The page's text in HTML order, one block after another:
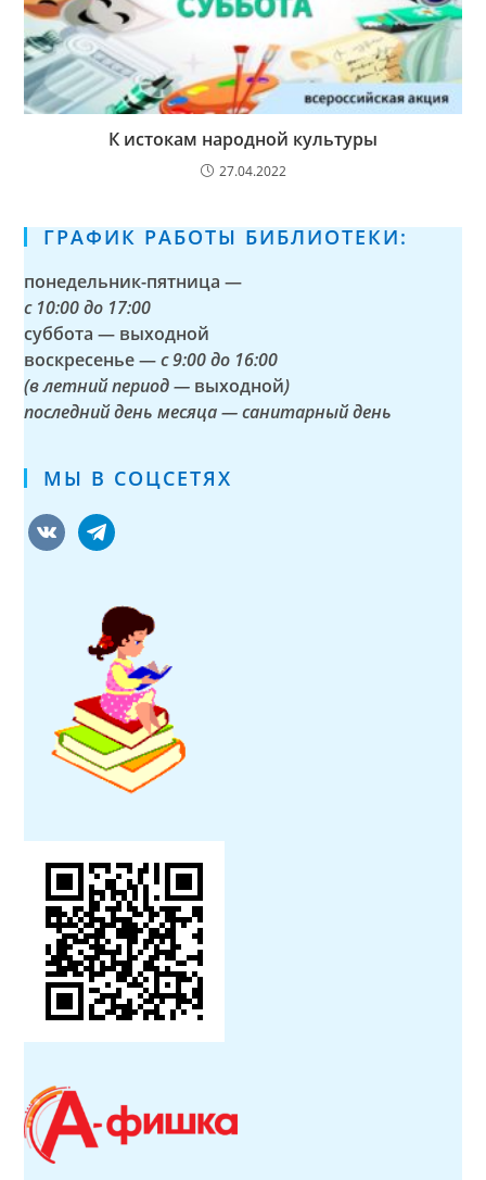
К истокам народной культуры
27.04.2022
ГРАФИК РАБОТЫ БИБЛИОТЕКИ:
понедельник-пятница —
с 10:00 до 17:00
суббота — выходной
воскресенье —с 9:00 до 16:00
(в летний период — выходной)
последний день месяца — санитарный день
МЫ В СОЦСЕТЯХ
vkontaktetelegram